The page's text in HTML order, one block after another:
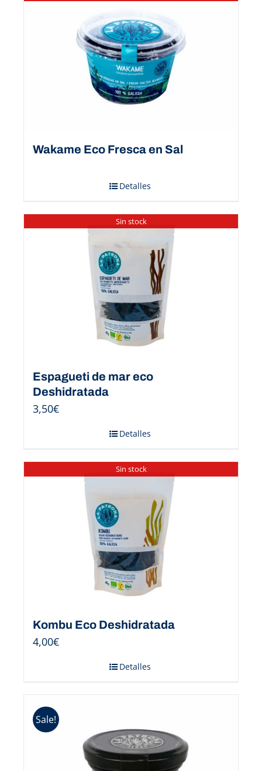
Wakame Eco Fresca en Sal
Detalles
Sin stock
Espagueti de mar eco
Deshidratada
3,50€
Detalles
Sin stock
Kombu Eco Deshidratada
4,00€
Detalles
Sale!